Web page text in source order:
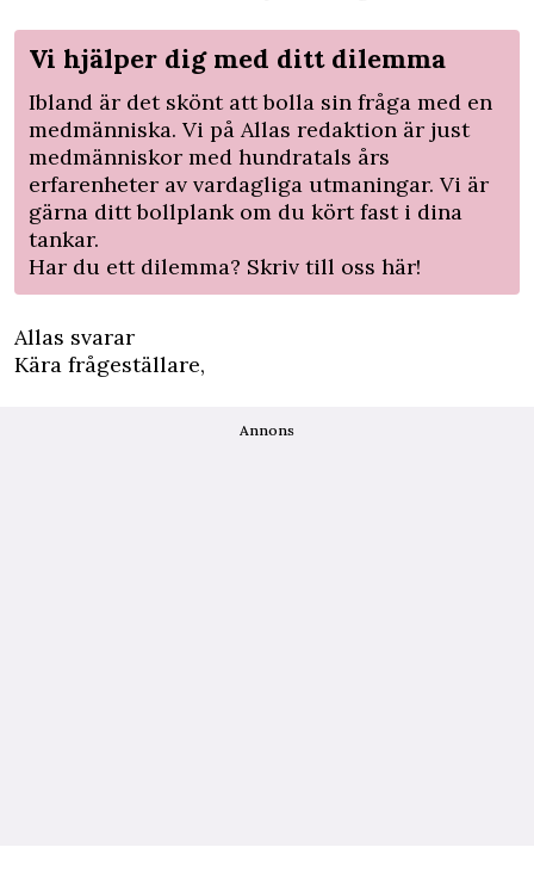
Vi hjälper dig med ditt dilemma
Ibland är det skönt att bolla sin fråga med en
medmänniska. Vi på Allas redaktion är just
medmänniskor med hundratals års
erfarenheter av vardagliga utmaningar. Vi är
gärna ditt bollplank om du kört fast i dina
tankar.
Har du ett dilemma? Skriv till oss här!
Allas svarar
Kära frågeställare,
Annons